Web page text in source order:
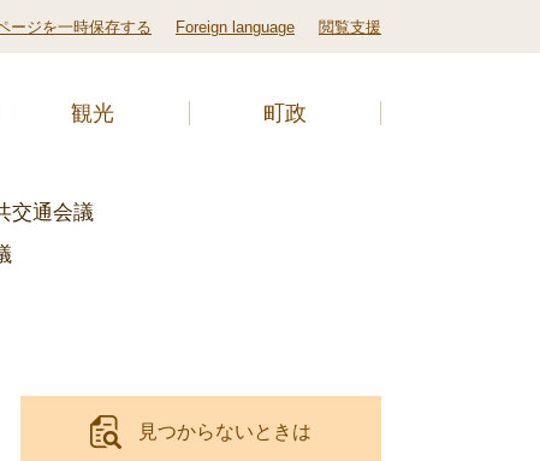
ージを一時保存する Foreign language 閲覧支援
観光 町政
交通会議
見つからないときは